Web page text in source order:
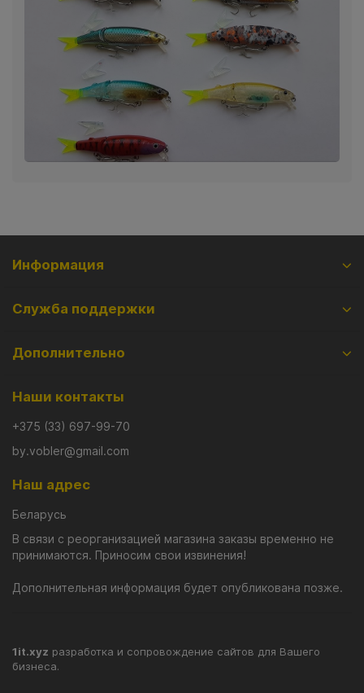
Информация
Служба поддержки
Дополнительно
Наши контакты
+375 (33) 697-99-70
by.vobler@gmail.com
Наш адрес
Беларусь
В связи с реорганизацией магазина заказы временно не
принимаются. Приносим свои извинения!
Дополнительная информация будет опубликована позже.
1it.xyz разработка и сопровождение сайтов для Вашего
бизнеса.